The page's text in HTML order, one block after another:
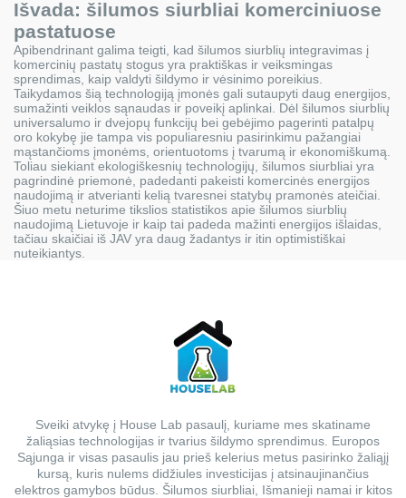
Išvada: šilumos siurbliai komerciniuose
pastatuose
Apibendrinant galima teigti, kad šilumos siurblių integravimas į
komercinių pastatų stogus yra praktiškas ir veiksmingas
sprendimas, kaip valdyti šildymo ir vėsinimo poreikius.
Taikydamos šią technologiją įmonės gali sutaupyti daug energijos,
sumažinti veiklos sąnaudas ir poveikį aplinkai. Dėl šilumos siurblių
universalumo ir dvejopų funkcijų bei gebėjimo pagerinti patalpų
oro kokybę jie tampa vis populiaresniu pasirinkimu pažangiai
mąstančioms įmonėms, orientuotoms į tvarumą ir ekonomiškumą.
Toliau siekiant ekologiškesnių technologijų, šilumos siurbliai yra
pagrindinė priemonė, padedanti pakeisti komercinės energijos
naudojimą ir atverianti kelią tvaresnei statybų pramonės ateičiai.
Šiuo metu neturime tikslios statistikos apie šilumos siurblių
naudojimą Lietuvoje ir kaip tai padeda mažinti energijos išlaidas,
tačiau skaičiai iš JAV yra daug žadantys ir itin optimistiškai
nuteikiantys.
Sveiki atvykę į House Lab pasaulį, kuriame mes skatiname
žaliąsias technologijas ir tvarius šildymo sprendimus. Europos
Sąjunga ir visas pasaulis jau prieš kelerius metus pasirinko žaliąjį
kursą, kuris nulems didžiules investicijas į atsinaujinančius
elektros gamybos būdus. Šilumos siurbliai, Išmanieji namai ir kitos